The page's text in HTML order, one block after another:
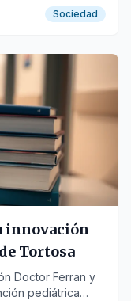
Sociedad
innovación
Tortosa
Doctor Ferran y
pediátrica